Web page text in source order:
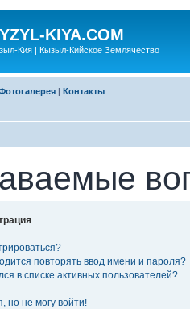
KIYA.COM
Кия | Кызыл-Кийское Землячество
| Контакты
повторять ввод имени и пароля?
в списке активных пользователей?
но не могу войти!